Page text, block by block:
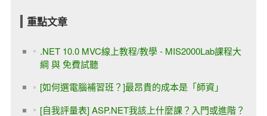
重點文章
.NET 10.0 MVC線上教程/教學 - MIS2000Lab課程大
綱 與 免費試聽
[如何選電腦補習班？]最昂貴的成本是「師資」
[自我評量表] ASP.NET我該上什麼課？入門或進階？